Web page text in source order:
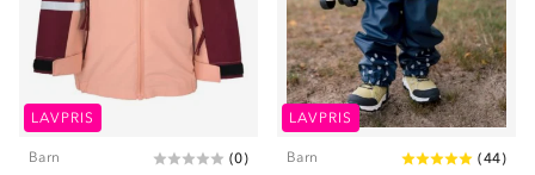
LAVPRIS
Barn (0)
LAVPRIS
Barn (44)